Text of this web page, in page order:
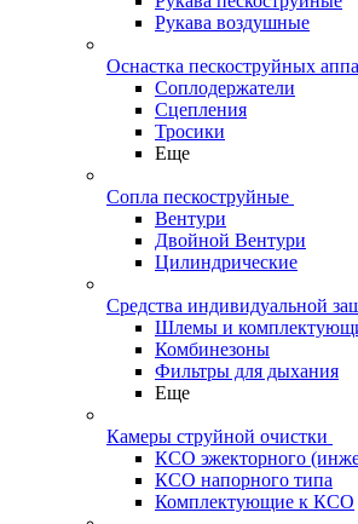
Рукава воздушные
Оснастка пескоструйных
Соплодержатели
Сцепления
Тросики
Еще
Сопла пескоструйные
Вентури
Двойной Вентури
Цилиндрические
Средства индивидуальной
Шлемы и
Комбинезоны
Фильтры для дыхания
Еще
Камеры струйной очистки
КСО эжекторного
КСО напорного типа
Комплектующие к КСО